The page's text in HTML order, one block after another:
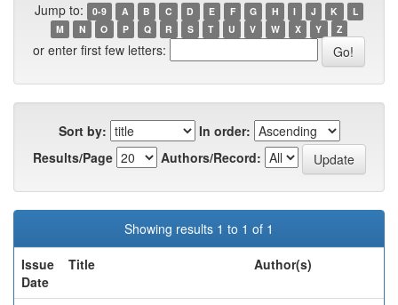
Jump to: 0-9 A B C D E F G H I J K
L
M
N O P Q R S T U V W X Y Z
or enter first few letters:
Sort by:
In order:
Results/Page
Authors/Record:
Showing results 1 to 1 of 1
Issue
Date
Title Author(s)